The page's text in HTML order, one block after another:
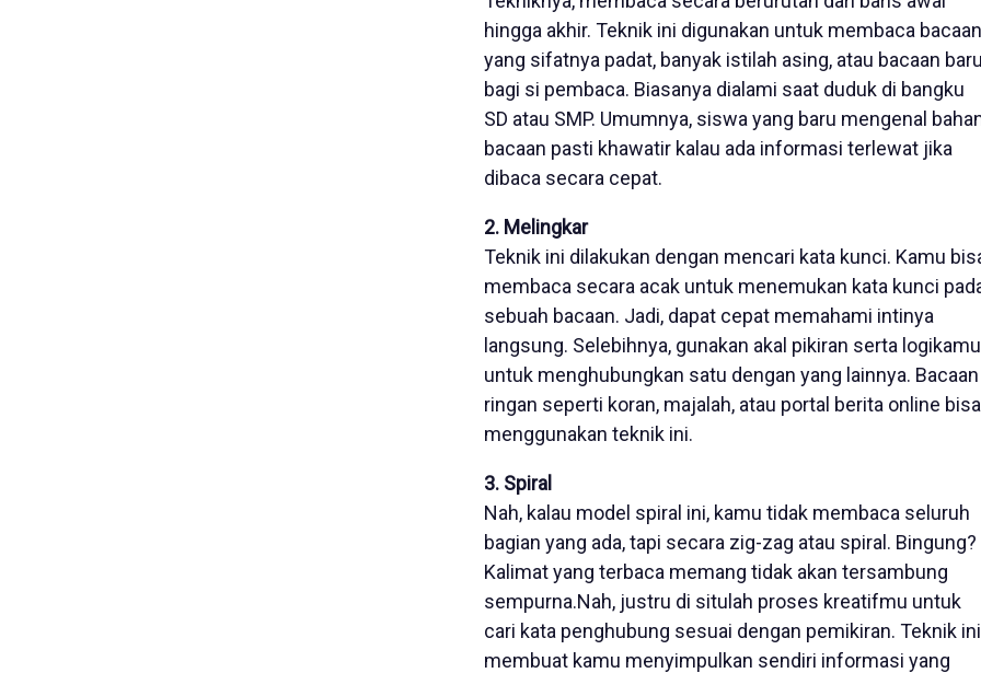
hingga akhir. Teknik ini digunakan untuk membaca bacaan
yang sifatnya padat, banyak istilah asing, atau bacaan baru
bagi si pembaca. Biasanya dialami saat duduk di bangku
SD atau SMP. Umumnya, siswa yang baru mengenal
bacaan pasti khawatir kalau ada informasi terlewat jika
dibaca secara cepat.
2. Melingkar
Teknik ini dilakukan dengan mencari kata kunci. Kamu
membaca secara acak untuk menemukan kata kunci
sebuah bacaan. Jadi, dapat cepat memahami intinya
langsung. Selebihnya, gunakan akal pikiran serta logikamu
untuk menghubungkan satu dengan yang lainnya. Bacaan
ringan seperti koran, majalah, atau portal berita online bisa
menggunakan teknik ini.
3. Spiral
Nah, kalau model spiral ini, kamu tidak membaca seluruh
bagian yang ada, tapi secara zig-zag atau spiral. Bingung?
Kalimat yang terbaca memang tidak akan tersambung
sempurna.Nah, justru di situlah proses kreatifmu untuk
cari kata penghubung sesuai dengan pemikiran. Teknik ini
membuat kamu menyimpulkan sendiri informasi yang